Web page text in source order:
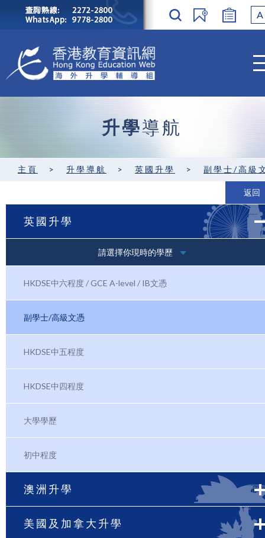
A
升學導航
主頁 > 升學導航 > 英國升學 > 副學士/高級
返回
英國升學
請選擇你現時的學歷
HKDSE中六程度 / GCE A-level / IB文憑
副學士/高級文憑
HKDSE中五程度
HKDSE中四程度
大學學歷
初中程度
澳洲升學
美國及加拿大升學